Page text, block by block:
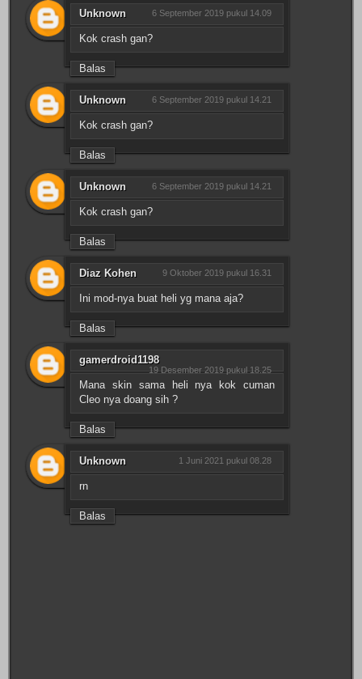
Unknown 6 September 2019 pukul 14.09
Kok crash gan?
Balas
Unknown 6 September 2019 pukul 14.21
Kok crash gan?
Balas
Unknown 6 September 2019 pukul 14.21
Kok crash gan?
Balas
Diaz Kohen 9 Oktober 2019 pukul 16.31
Ini mod-nya buat heli yg mana aja?
Balas
gamerdroid1198
19 Desember 2019 pukul 18.25
Mana skin sama heli nya kok cuman
Cleo nya doang sih ?
Balas
Unknown 1 Juni 2021 pukul 08.28
rn
Balas